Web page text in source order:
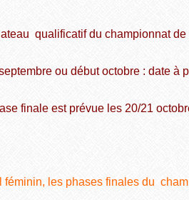
qualificatif du championnat
ou début octobre : date à
finale est prévue les 20/21
féminin, les phases finales du